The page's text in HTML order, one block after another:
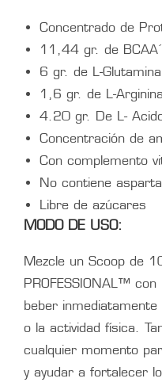
Concentrado de
11,44 gr. de
6 gr. de L-
1,6 gr. de L-
4.20 gr. De L-
Concentración de
Con complemento
No contiene
Libre de azúcares
MODO DE USO:
Mezcle un Scoop de
PROFESSIONAL™
beber
o la actividad física.
cualquier momento
y ayudar a fortalecer